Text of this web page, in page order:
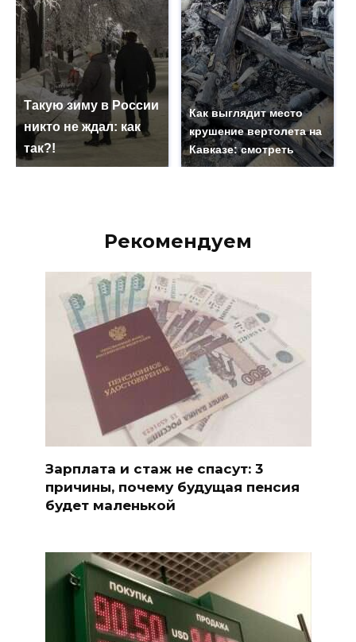
Такую зиму в России
никто не ждал: как
так?!
Как выглядит место
крушение вертолета на
Кавказе: смотреть
Рекомендуем
Зарплата и стаж не спасут: 3
причины, почему будущая пенсия
будет маленькой